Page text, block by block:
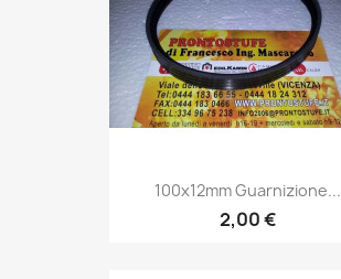
100x12mm Guarnizione...
2,00 €